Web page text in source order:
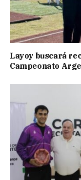
Layoy buscará
Campeonato